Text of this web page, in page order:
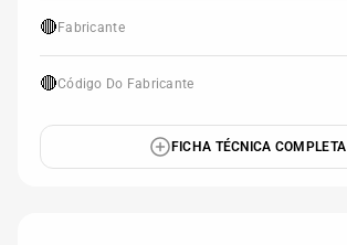
🔴 Fabricante
🔴Código Do Fabricante
FICHA TÉCNICA COMPLETA